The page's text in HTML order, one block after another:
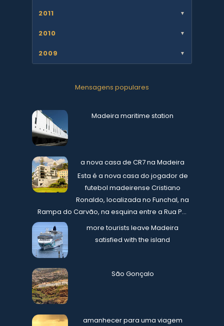
2011 ▼
2010 ▼
2009 ▼
Mensagens populares
Madeira maritime station
a nova casa de CR7 na Madeira
Esta é a nova casa do jogador de
futebol madeirense Cristiano
Ronaldo, localizada no Funchal, na
Rampa do Carvão, na esquina entre a Rua P...
more tourists leave Madeira
satisfied with the island
São Gonçalo
amanhecer para uma viagem